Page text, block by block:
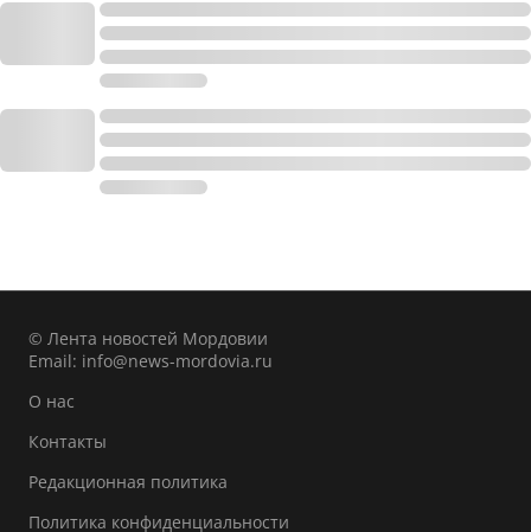
© Лента новостей Мордовии
Email: info@news-mordovia.ru
О нас
Контакты
Редакционная политика
Политика конфиденциальности